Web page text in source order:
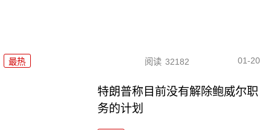
最热 阅读 32182 01-20
特朗普称目前没有解除鲍威尔职
务的计划